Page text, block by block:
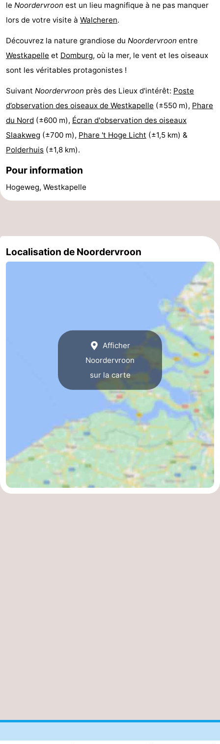
Zwin
le Noordervroon est un lieu magnifique à ne pas manquer
lors de votre visite à Walcheren.
Découvrez la nature grandiose du Noordervroon entre
Westkapelle et Domburg, où la mer, le vent et les oiseaux
sont les véritables protagonistes !
Suivant Noordervroon près des Lieux d'intérêt: Poste
d’observation des oiseaux de Westkapelle (±550 m), Phare
du Nord (±600 m), Écran d'observation des oiseaux
Slaakweg (±700 m), Phare 't Hoge Licht (±1,5 km) &
Polderhuis (±1,8 km).
Pour information
Hogeweg, Westkapelle
Localisation de Noordervroon
Afficher
Noordervroon
sur la carte